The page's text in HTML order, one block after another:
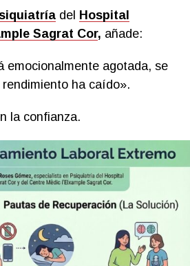
del Hospital
Sagrat Cor, añade:
agotada, se
ha caído».
la confianza.